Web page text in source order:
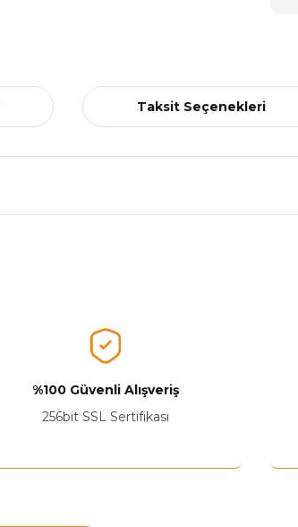
Taksit Seçenekleri
%100 Güvenli Alışveriş
256bit SSL Sertifikası